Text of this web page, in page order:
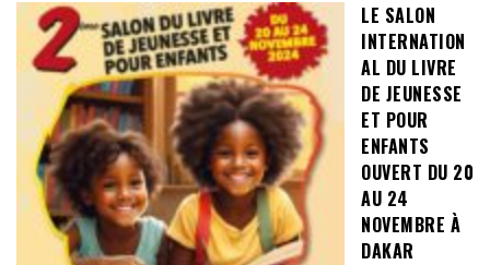
LE SALON
INTERNATION
AL DU LIVRE
DE JEUNESSE
ET POUR
ENFANTS
OUVERT DU 20
AU 24
NOVEMBRE À
DAKAR